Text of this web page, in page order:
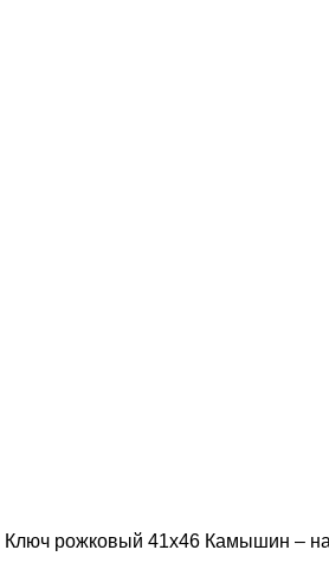
Ключ рожковый 41х46 Камышин –